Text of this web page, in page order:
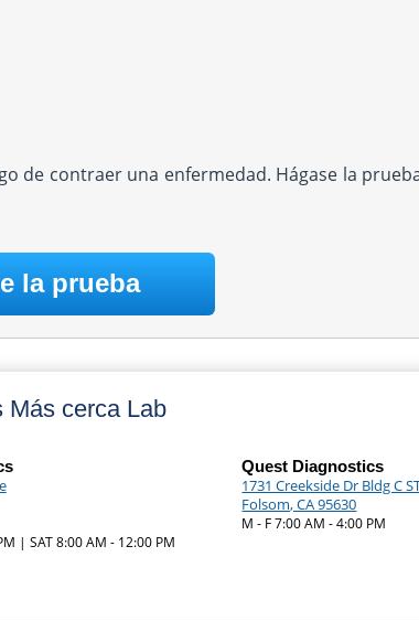
de contraer una enfermedad. Hágase la
la prueba
Más cerca Lab
| SAT 8:00 AM - 12:00 PM
Quest Diagnostics
1731 Creekside Dr Bldg C
Folsom, CA 95630
M - F 7:00 AM - 4:00 PM